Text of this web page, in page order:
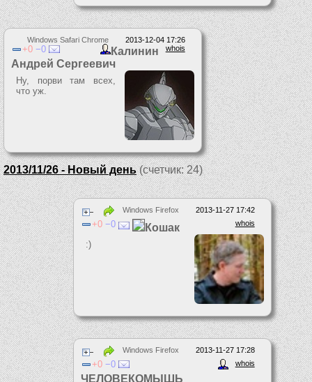
2013-12-04 17:26
Windows Safari Chrome
whois
0 0
Калинин
Андрей Сергеевич
Ну, порви там всех,
что уж.
2013/11/26 - Новый день(счетчик: 24)
2013-11-27 17:42
Windows Firefox
whois
0 0 Кошак
:)
2013-11-27 17:28
Windows Firefox
whois
0 0
ЧЕЛОВЕКОМЫШЬ